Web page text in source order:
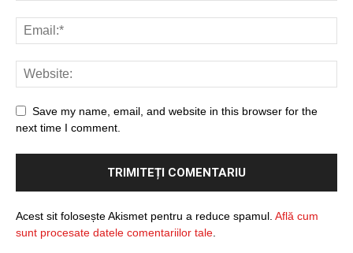
Save my name, email, and website in this browser for the
next time I comment.
Acest sit folosește Akismet pentru a reduce spamul. Află cum
sunt procesate datele comentariilor tale.